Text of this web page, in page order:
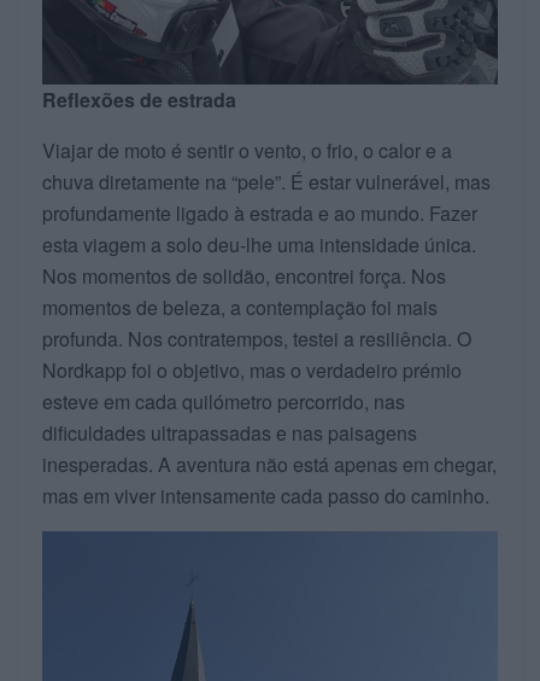
Reflexões de estrada
Viajar de moto é sentir o vento, o frio, o calor e a
chuva diretamente na “pele”. É estar vulnerável, mas
profundamente ligado à estrada e ao mundo. Fazer
esta viagem a solo deu-lhe uma intensidade única.
Nos momentos de solidão, encontrei força. Nos
momentos de beleza, a contemplação foi mais
profunda. Nos contratempos, testei a resiliência. O
Nordkapp foi o objetivo, mas o verdadeiro prémio
esteve em cada quilómetro percorrido, nas
dificuldades ultrapassadas e nas paisagens
inesperadas. A aventura não está apenas em chegar,
mas em viver intensamente cada passo do caminho.